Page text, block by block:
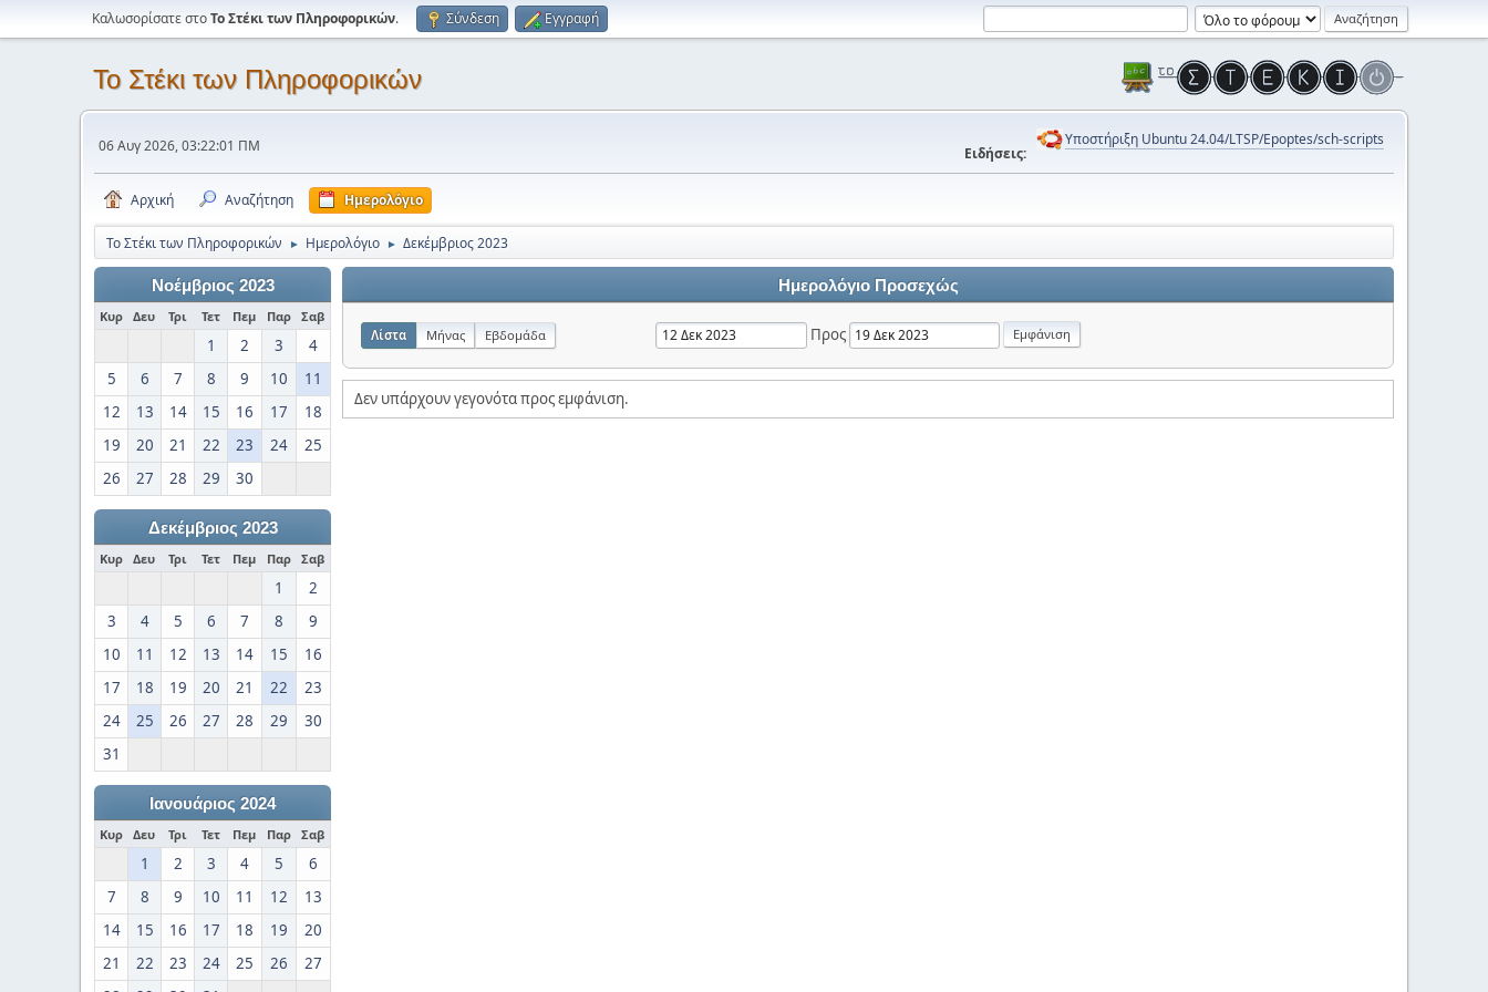
Καλωσορίσατε στοΤο Στέκι των Πληροφορικών. Σύνδεση Εγγραφή
Το Στέκι των Πληροφορικών
06 Αυγ 2026, 03:22:01 ΠΜ Ειδήσεις:
Υποστήριξη Ubuntu 24.04/LTSP/Epoptes/sch-scripts
Αρχική Αναζήτηση Ημερολόγιο
Το Στέκι των Πληροφορικών ► Ημερολόγιο ► Δεκέμβριος 2023
Νοέμβριος 2023
Κυρ Δευ Τρι Τετ Πεμ Παρ Σαβ
1 2 3
4
5
6 7 8 9 10
11
12
13 14 15 16 17
18
19
20 21 22 23 24
25
26
27 28 29 30
Δεκέμβριος 2023
Κυρ Δευ Τρι Τετ Πεμ Παρ Σαβ
1
2
3
4 5 6 7 8
9
10
11 12 13 14 15
16
17
18 19 20 21 22
23
24
25 26 27 28 29
30
31
Ιανουάριος 2024
Κυρ Δευ Τρι Τετ Πεμ Παρ Σαβ
1 2 3 4 5
6
7
8 9 10 11 12
13
14
15 16 17 18 19
20
21
22 23 24 25 26
27
Ημερολόγιο Προσεχώς
Λίστα Μήνας Εβδομάδα Προς
Δεν υπάρχουν γεγονότα προς εμφάνιση.